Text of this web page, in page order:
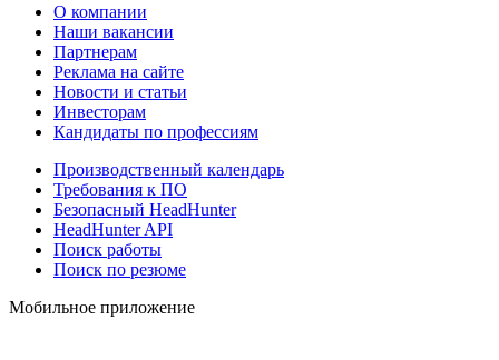
О компании
Наши вакансии
Партнерам
Реклама на сайте
Новости и статьи
Инвесторам
Кандидаты по профессиям
Производственный календарь
Требования к ПО
Безопасный HeadHunter
HeadHunter API
Поиск работы
Поиск по резюме
Мобильное приложение